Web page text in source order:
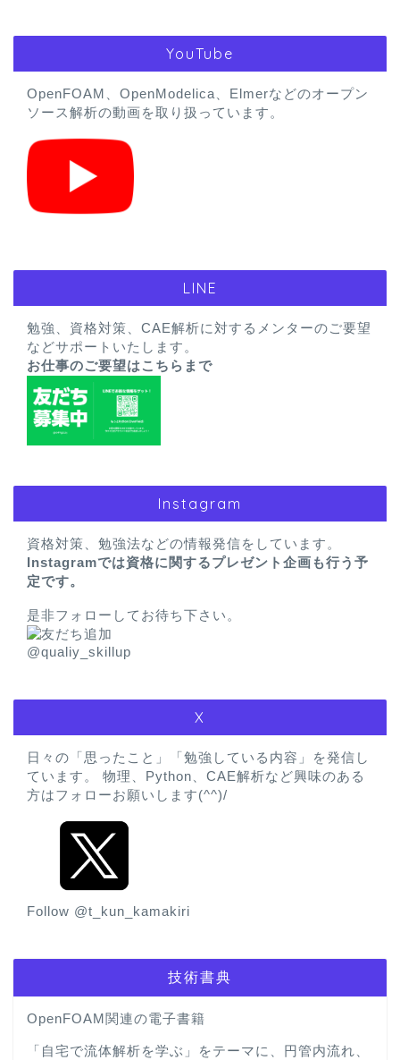
YouTube
OpenFOAM、OpenModelica、Elmerなどのオープン
ソース解析の動画を取り扱っています。
LINE
勉強、資格対策、CAE解析に対するメンターのご要望
などサポートいたします。
お仕事のご要望はこちらまで
Instagram
資格対策、勉強法などの情報発信をしています。
Instagramでは資格に関するプレゼント企画も行う予
定です。
是非フォローしてお待ち下さい。
@qualiy_skillup
X
日々の「思ったこと」「勉強している内容」を発信し
ています。 物理、Python、CAE解析など興味のある
方はフォローお願いします(^^)/
Follow @t_kun_kamakiri
技術書典
OpenFOAM関連の電子書籍
「自宅で流体解析を学ぶ」をテーマに、円管内流れ、